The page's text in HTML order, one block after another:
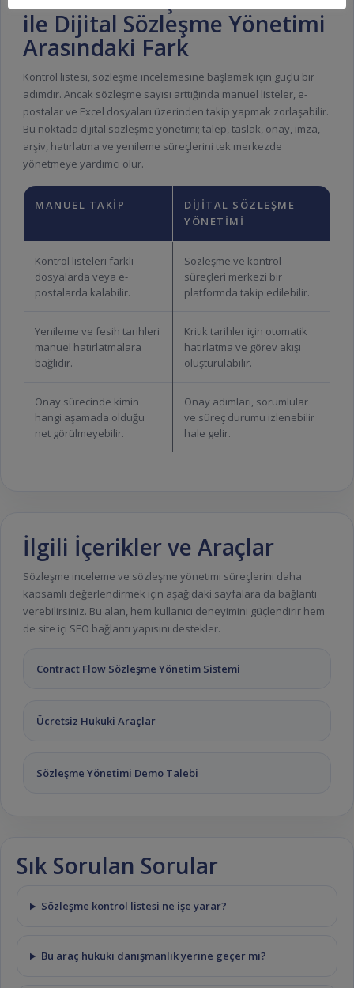
ile Dijital Sözleşme Yönetimi
Arasındaki Fark
Kontrol listesi, sözleşme incelemesine başlamak için güçlü bir
adımdır. Ancak sözleşme sayısı arttığında manuel listeler, e-
postalar ve Excel dosyaları üzerinden takip yapmak zorlaşabilir.
Bu noktada dijital sözleşme yönetimi; talep, taslak, onay, imza,
arşiv, hatırlatma ve yenileme süreçlerini tek merkezde
yönetmeye yardımcı olur.
MANUEL TAKIP
DIJITAL SÖZLEŞME
YÖNETIMI
Kontrol listeleri farklı
dosyalarda veya e-
postalarda kalabilir.
Sözleşme ve kontrol
süreçleri merkezi bir
platformda takip edilebilir.
Yenileme ve fesih tarihleri
manuel hatırlatmalara
bağlıdır.
Kritik tarihler için otomatik
hatırlatma ve görev akışı
oluşturulabilir.
Onay sürecinde kimin
hangi aşamada olduğu
net görülmeyebilir.
Onay adımları, sorumlular
ve süreç durumu izlenebilir
hale gelir.
İlgili İçerikler ve Araçlar
Sözleşme inceleme ve sözleşme yönetimi süreçlerini daha
kapsamlı değerlendirmek için aşağıdaki sayfalara da bağlantı
verebilirsiniz. Bu alan, hem kullanıcı deneyimini güçlendirir hem
de site içi SEO bağlantı yapısını destekler.
Contract Flow Sözleşme Yönetim Sistemi
Ücretsiz Hukuki Araçlar
Sözleşme Yönetimi Demo Talebi
Sık Sorulan Sorular
Sözleşme kontrol listesi ne işe yarar?
Bu araç hukuki danışmanlık yerine geçer mi?